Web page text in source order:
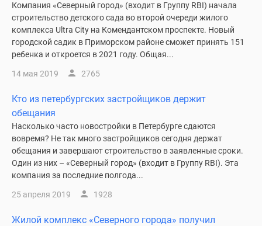
Компания «Северный город» (входит в Группу RBI) начала
строительство детского сада во второй очереди жилого
комплекса Ultra City на Комендантском проспекте. Новый
городской садик в Приморском районе сможет принять 151
ребенка и откроется в 2021 году. Общая...
14 мая 2019 2765
Кто из петербургских застройщиков держит
обещания
Насколько часто новостройки в Петербурге сдаются
вовремя? Не так много застройщиков сегодня держат
обещания и завершают строительство в заявленные сроки.
Один из них – «Северный город» (входит в Группу RBI). Эта
компания за последние полгода...
25 апреля 2019 1928
Жилой комплекс «Северного города» получил